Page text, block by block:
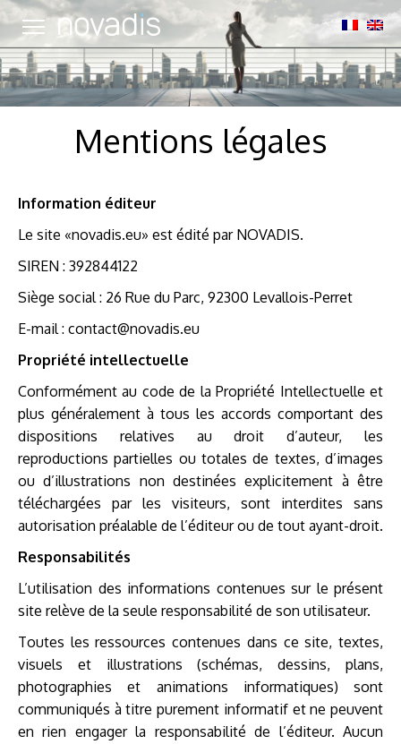
À
PROPOS
SOLUTIONS
NOUS
POLITIQUE
DE
(UE)
+33
(0)1
41
34
09
90
Mentions légales
Information éditeur
Le site «novadis.eu» est édité par NOVADIS.
SIREN : 392844122
Siège social : 26 Rue du Parc, 92300 Levallois-Perret
E-mail : contact@novadis.eu
Propriété intellectuelle
Conformément au code de la Propriété Intellectuelle et
plus généralement à tous les accords comportant des
dispositions relatives au droit d’auteur, les
reproductions partielles ou totales de textes, d’images
ou d’illustrations non destinées explicitement à être
téléchargées par les visiteurs, sont interdites sans
autorisation préalable de l’éditeur ou de tout ayant-droit.
Responsabilités
L’utilisation des informations contenues sur le présent
site relève de la seule responsabilité de son utilisateur.
Toutes les ressources contenues dans ce site, textes,
visuels et illustrations (schémas, dessins, plans,
photographies et animations informatiques) sont
communiqués à titre purement informatif et ne peuvent
en rien engager la responsabilité de l’éditeur. Aucun